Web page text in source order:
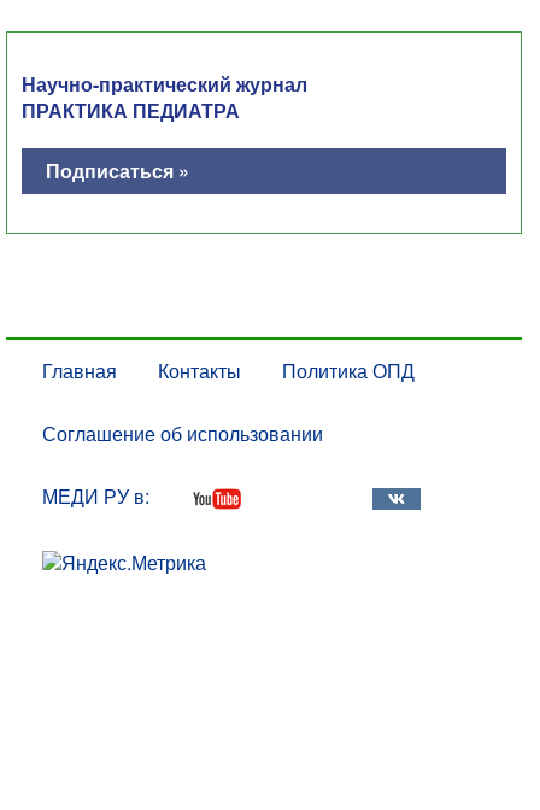
Научно-практический журнал
ПРАКТИКА ПЕДИАТРА
Подписаться »
Главная Контакты Политика ОПД
Соглашение об использовании
МЕДИ РУ в: